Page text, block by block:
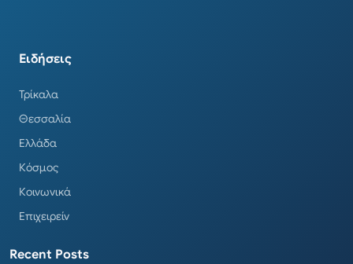
Ειδήσεις
Τρίκαλα
Θεσσαλία
Ελλάδα
Κόσμος
Κοινωνικά
Επιχειρείν
Recent Posts